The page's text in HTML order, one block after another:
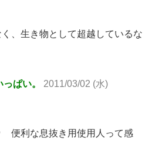
、生き物として超越しているな
ぱい。 2011/03/02 (水)
便利な息抜き用使用人って感